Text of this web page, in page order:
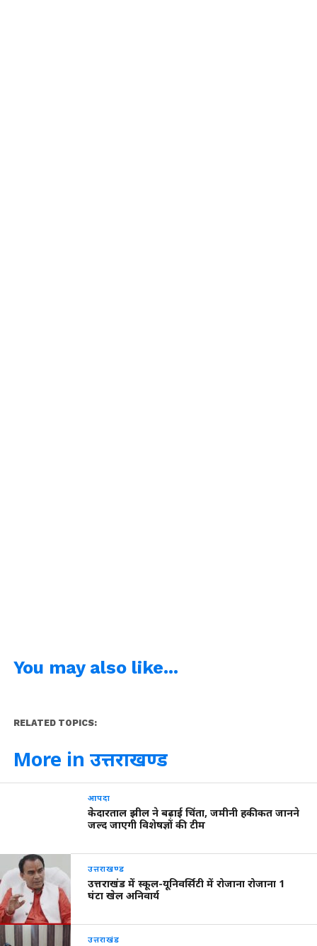
You may also like...
RELATED TOPICS:
More in उत्तराखण्ड
आपदा
केदारताल झील ने बढ़ाई चिंता, जमीनी हकीकत जानने
जल्द जाएगी विशेषज्ञों की टीम
उत्तराखण्ड
उत्तराखंड में स्कूल-यूनिवर्सिटी में रोजाना रोजाना 1
घंटा खेल अनिवार्य
उत्तराखंड